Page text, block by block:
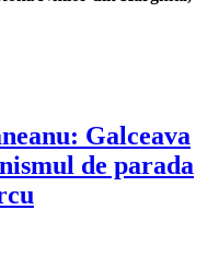
Galceava
de parada